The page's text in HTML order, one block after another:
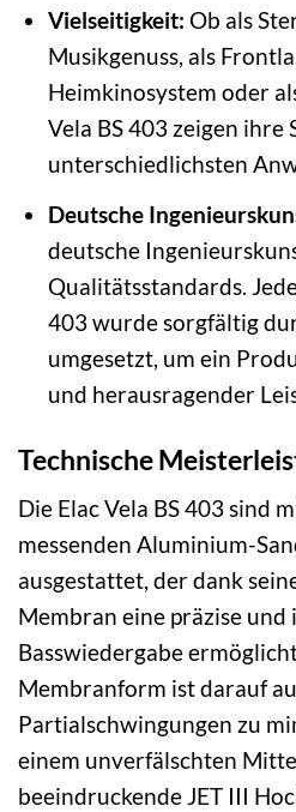
Vielseitigkeit: Ob als
Musikgenuss, als
Heimkinosystem oder
Vela BS 403 zeigen ihre
unterschiedlichsten
Deutsche
deutsche
Qualitätsstandards.
403 wurde sorgfältig
umgesetzt, um ein
und herausragender
Technische
Die Elac Vela BS 403 sind
messenden Aluminium-
ausgestattet, der dank
Membran eine präzise und
Basswiedergabe
Membranform ist darauf
Partialschwingungen zu
einem unverfälschten
beeindruckende JET III